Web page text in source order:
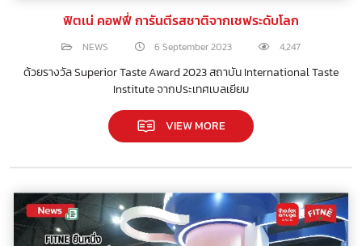
ฟิตเน่ คอฟฟี่ การันตีรสชาติจากเชฟระดับโลก
NEWS 6 September 2023 4,247
ด้วยรางวัล Superior Taste Award 2023 สถาบัน International Taste
Institute จากประเทศเบลเยียม
VIEW MORE